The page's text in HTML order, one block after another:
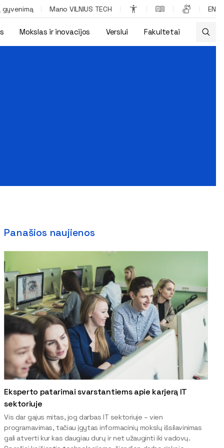
gyvenimą Mano VILNIUS TECH EN
Mokslas ir inovacijos Verslui Fakultetai
Panašios naujienos
Eksperto patarimai svarstantiems apie karjerą IT
sektoriuje
Vis dar gajus mitas, jog darbas IT sektoriuje – vien
programavimas, tačiau įgytas informacinių mokslų išsilavinimas
gali atverti kur kas daugiau durų ir net užauginti iki vadovų.